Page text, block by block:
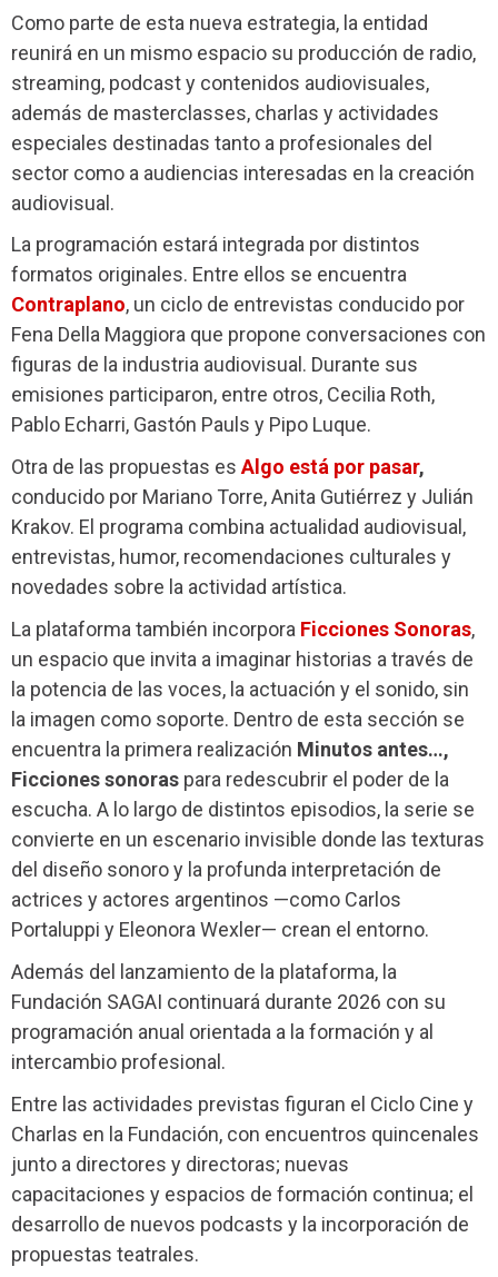
Como parte de esta nueva estrategia, la entidad
reunirá en un mismo espacio su producción de radio,
streaming, podcast y contenidos audiovisuales,
además de masterclasses, charlas y actividades
especiales destinadas tanto a profesionales del
sector como a audiencias interesadas en la creación
audiovisual.
La programación estará integrada por distintos
formatos originales. Entre ellos se encuentra
Contraplano, un ciclo de entrevistas conducido por
Fena Della Maggiora que propone conversaciones con
figuras de la industria audiovisual. Durante sus
emisiones participaron, entre otros, Cecilia Roth,
Pablo Echarri, Gastón Pauls y Pipo Luque.
Otra de las propuestas esAlgo está por pasar,
conducido por Mariano Torre, Anita Gutiérrez y Julián
Krakov. El programa combina actualidad audiovisual,
entrevistas, humor, recomendaciones culturales y
novedades sobre la actividad artística.
La plataforma también incorpora Ficciones Sonoras,
un espacio que invita a imaginar historias a través de
la potencia de las voces, la actuación y el sonido, sin
la imagen como soporte. Dentro de esta sección se
encuentra la primera realización Minutos antes…,
Ficciones sonoras para redescubrir el poder de la
escucha. A lo largo de distintos episodios, la serie se
convierte en un escenario invisible donde las texturas
del diseño sonoro y la profunda interpretación de
actrices y actores argentinos —como Carlos
Portaluppi y Eleonora Wexler— crean el entorno.
Además del lanzamiento de la plataforma, la
Fundación SAGAI continuará durante 2026 con su
programación anual orientada a la formación y al
intercambio profesional.
Entre las actividades previstas figuran el Ciclo Cine y
Charlas en la Fundación, con encuentros quincenales
junto a directores y directoras; nuevas
capacitaciones y espacios de formación continua; el
desarrollo de nuevos podcasts y la incorporación de
propuestas teatrales.